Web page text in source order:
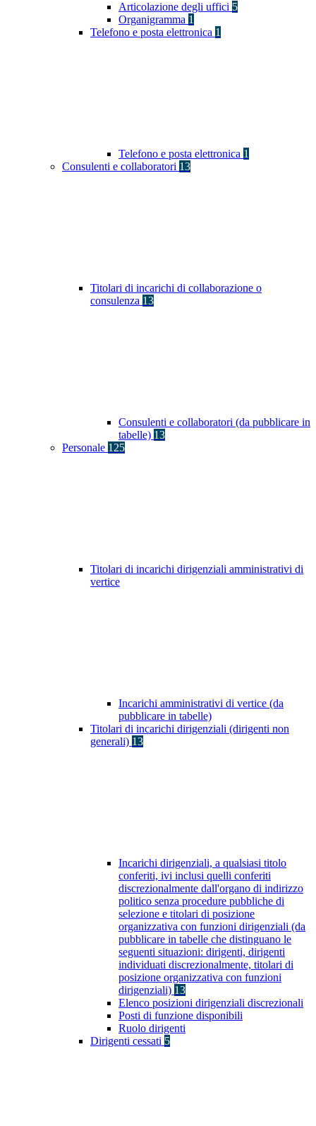
Articolazione degli uffici 5
Organigramma 1
Telefono e posta elettronica 1
Telefono e posta elettronica 1
Consulenti e collaboratori 13
Titolari di incarichi di collaborazione o
consulenza 13
Consulenti e collaboratori (da pubblicare in
tabelle) 13
Personale 125
Titolari di incarichi dirigenziali amministrativi di
vertice
Incarichi amministrativi di vertice (da
pubblicare in tabelle)
Titolari di incarichi dirigenziali (dirigenti non
generali) 13
Incarichi dirigenziali, a qualsiasi titolo
conferiti, ivi inclusi quelli conferiti
discrezionalmente dall'organo di indirizzo
politico senza procedure pubbliche di
selezione e titolari di posizione
organizzativa con funzioni dirigenziali (da
pubblicare in tabelle che distinguano le
seguenti situazioni: dirigenti, dirigenti
individuati discrezionalmente, titolari di
posizione organizzativa con funzioni
dirigenziali) 13
Elenco posizioni dirigenziali discrezionali
Posti di funzione disponibili
Ruolo dirigenti
Dirigenti cessati 5